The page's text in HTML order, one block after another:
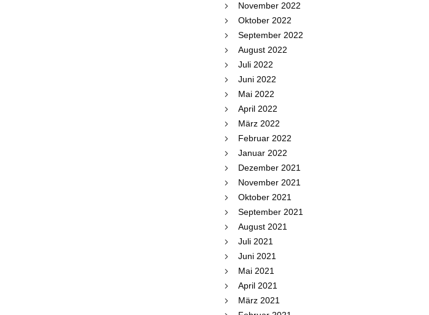
November 2022
Oktober 2022
September 2022
August 2022
Juli 2022
Juni 2022
Mai 2022
April 2022
März 2022
Februar 2022
Januar 2022
Dezember 2021
November 2021
Oktober 2021
September 2021
August 2021
Juli 2021
Juni 2021
Mai 2021
April 2021
März 2021